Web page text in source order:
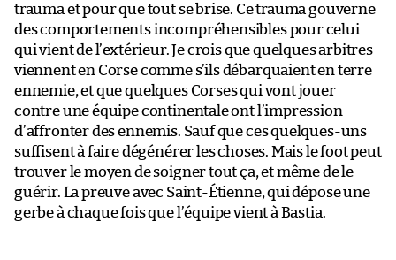
trauma et pour que tout se brise. Ce trauma gouverne
des comportements incompréhensibles pour celui
qui vient de l’extérieur. Je crois que quelques arbitres
viennent en Corse comme s’ils débarquaient en terre
ennemie, et que quelques Corses qui vont jouer
contre une équipe continentale ont l’impression
d’affronter des ennemis. Sauf que ces quelques-uns
suffisent à faire dégénérer les choses. Mais le foot peut
trouver le moyen de soigner tout ça, et même de le
guérir. La preuve avec Saint-Étienne, qui dépose une
gerbe à chaque fois que l’équipe vient à Bastia.